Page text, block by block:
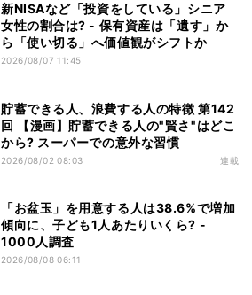
新NISAなど「投資をしている」シニア
女性の割合は? - 保有資産は「遺す」か
ら「使い切る」へ価値観がシフトか
2026/08/07 11:45
貯蓄できる人、浪費する人の特徴 第142
回 【漫画】貯蓄できる人の"賢さ"はどこ
から? スーパーでの意外な習慣
2026/08/02 08:03 連載
「お盆玉」を用意する人は38.6%で増加
傾向に、子ども1人あたりいくら? -
1000人調査
2026/08/08 06:11